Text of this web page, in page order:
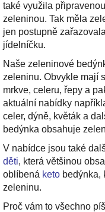
také využila připravenou
zeleninou. Tak měla
jen postupně
jídelníčku.
Naše zeleninové
zeleninu. Obvykle mají
mrkve, celeru, řepy a
aktuální nabídky
celer, dýně, květák a
bedýnka obsahuje
V nabídce jsou také
děti, která většinou
oblíbená keto bedýnka,
zeleninu.
Proč vám to všechno